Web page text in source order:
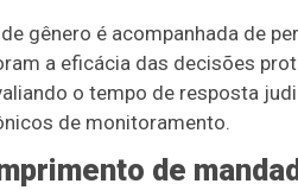
gênero é acompanhada de
a eficácia das decisões
o tempo de resposta
de monitoramento.
de